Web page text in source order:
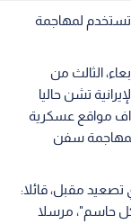
تستخدم لمهاجمة
الثالث من
الإيرانية تشن حاليا
مواقع عسكرية
لمهاجمة سفن
مقبل، قائلا:
حاسم"، مرسلا